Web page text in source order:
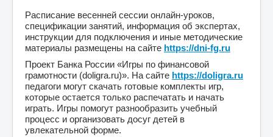
Расписание весенней сессии онлайн-уроков,
спецификации занятий, информация об экспертах,
инструкции для подключения и иные методические
материалы размещены на сайте https://dni-fg.ru
Проект Банка России «Игры по финансовой
грамотности (doligra.ru)». На сайте https://doligra.ru
педагоги могут скачать готовые комплекты игр,
которые остается только распечатать и начать
играть. Игры помогут разнообразить учебный
процесс и организовать досуг детей в
увлекательной форме.